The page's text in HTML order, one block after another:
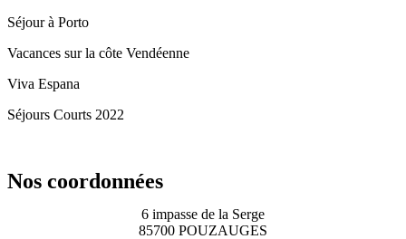
Séjour à Porto
Vacances sur la côte Vendéenne
Viva Espana
Séjours Courts 2022
Nos coordonnées
6 impasse de la Serge
85700 POUZAUGES